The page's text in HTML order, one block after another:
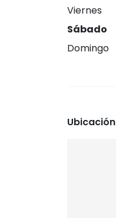
Viernes
Sábado
Domingo
Ubicación